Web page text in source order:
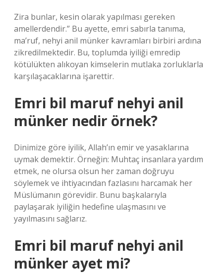
Zira bunlar, kesin olarak yapılması gereken
amellerdendir.” Bu ayette, emri sabırla tanıma,
ma’ruf, nehyi anil münker kavramları birbiri ardına
zikredilmektedir. Bu, toplumda iyiliği emredip
kötülükten alıkoyan kimselerin mutlaka zorluklarla
karşılaşacaklarına işarettir.
Emri bil maruf nehyi anil
münker nedir örnek?
Dinimize göre iyilik, Allah’ın emir ve yasaklarına
uymak demektir. Örneğin: Muhtaç insanlara yardım
etmek, ne olursa olsun her zaman doğruyu
söylemek ve ihtiyacından fazlasını harcamak her
Müslümanın görevidir. Bunu başkalarıyla
paylaşarak iyiliğin hedefine ulaşmasını ve
yayılmasını sağlarız.
Emri bil maruf nehyi anil
münker ayet mi?